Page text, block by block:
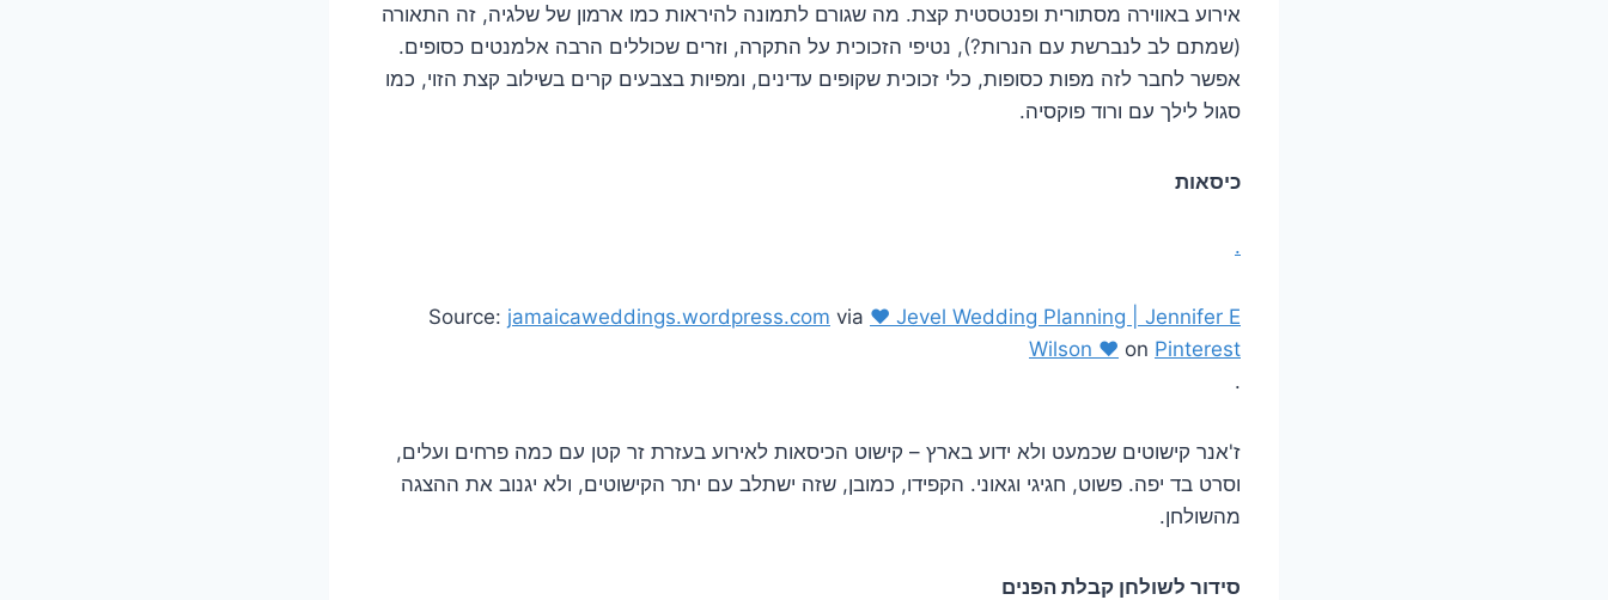
אירוע באווירה מסתורית ופנטסטית קצת. מה שגורם לתמונה להיראות כמו ארמון של שלגיה, זה התאורה
(שמתם לב לנברשת עם הנרות?), נטיפי הזכוכית על התקרה, וזרים שכוללים הרבה אלמנטים כסופים.
אפשר לחבר לזה מפות כסופות, כלי זכוכית שקופים עדינים, ומפיות בצבעים קרים בשילוב קצת הזוי, כמו
סגול לילך עם ורוד פוקסיה.
כיסאות
.
Source: jamaicaweddings.wordpress.com via ♥ Jevel Wedding Planning | Jennifer E
Wilson ♥ on Pinterest
.
ז'אנר קישוטים שכמעט ולא ידוע בארץ – קישוט הכיסאות לאירוע בעזרת זר קטן עם כמה פרחים ועלים,
וסרט בד יפה. פשוט, חגיגי וגאוני. הקפידו, כמובן, שזה ישתלב עם יתר הקישוטים, ולא יגנוב את ההצגה
מהשולחן.
סידור לשולחן קבלת הפנים